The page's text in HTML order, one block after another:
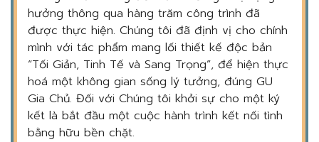
hưởng thông qua hàng trăm công trình đã
được thực hiện. Chúng tôi đã định vị cho chính
mình với tác phẩm mang lối thiết kế độc bản
“Tối Giản, Tinh Tế và Sang Trọng”, để hiện thực
hoá một không gian sống lý tưởng, đúng GU
Gia Chủ. Đối với Chúng tôi khởi sự cho một ký
kết là bắt đầu một cuộc hành trình kết nối tình
bằng hữu bền chặt.